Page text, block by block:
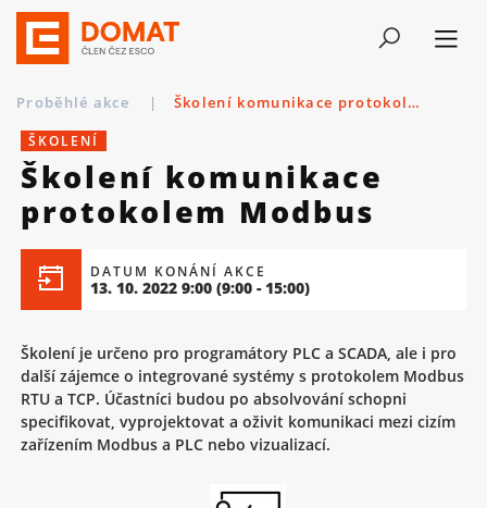
Proběhlé akce | Školení komunikace protokolem Modbus
ŠKOLENÍ
Školení komunikace
protokolem Modbus
DATUM KONÁNÍ AKCE
13. 10. 2022 9:00 (9:00 - 15:00)
Školení je určeno pro programátory PLC a SCADA, ale i pro
další zájemce o integrované systémy s protokolem Modbus
RTU a TCP. Účastníci budou po absolvování schopni
specifikovat, vyprojektovat a oživit komunikaci mezi cizím
zařízením Modbus a PLC nebo vizualizací.